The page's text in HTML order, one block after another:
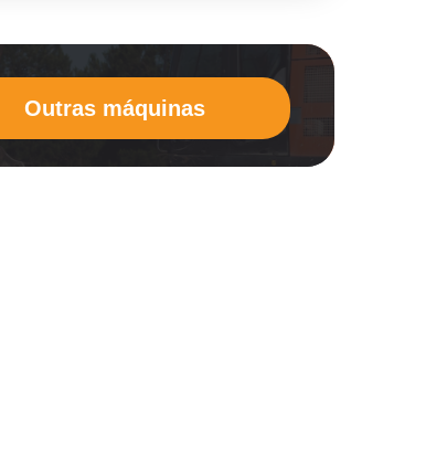
Outras máquinas